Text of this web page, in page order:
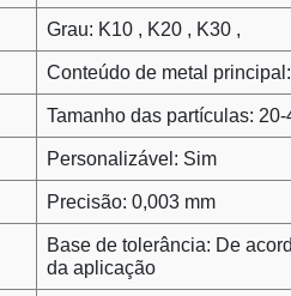
Grau: K10 , K20 , K30 ,
Conteúdo de metal
Tamanho das partículas: 20-
Personalizável: Sim
Precisão: 0,003 mm
Base de tolerância: De
da aplicação